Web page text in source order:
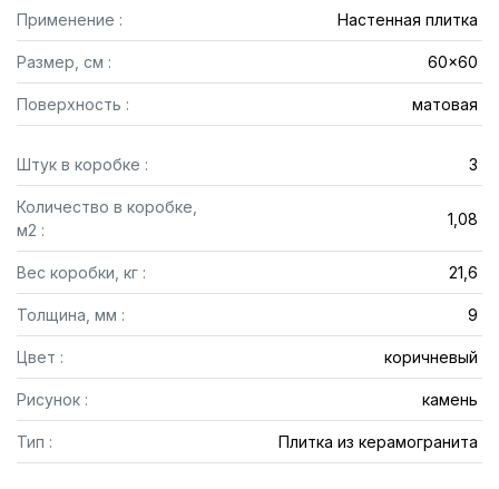
Применение : Настенная плитка
Размер, см : 60x60
Поверхность : матовая
Штук в коробке : 3
Количество в коробке,
м2 :
1,08
Вес коробки, кг : 21,6
Толщина, мм : 9
Цвет : коричневый
Рисунок : камень
Тип : Плитка из керамогранита